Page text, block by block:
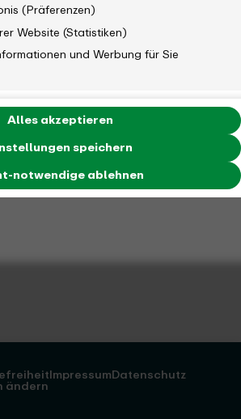
(Präferenzen)
Website (Statistiken)
und Werbung für Sie
speichern
notwendige ablehnen
Alles akzeptieren
ImpressumDatenschutz
ändern